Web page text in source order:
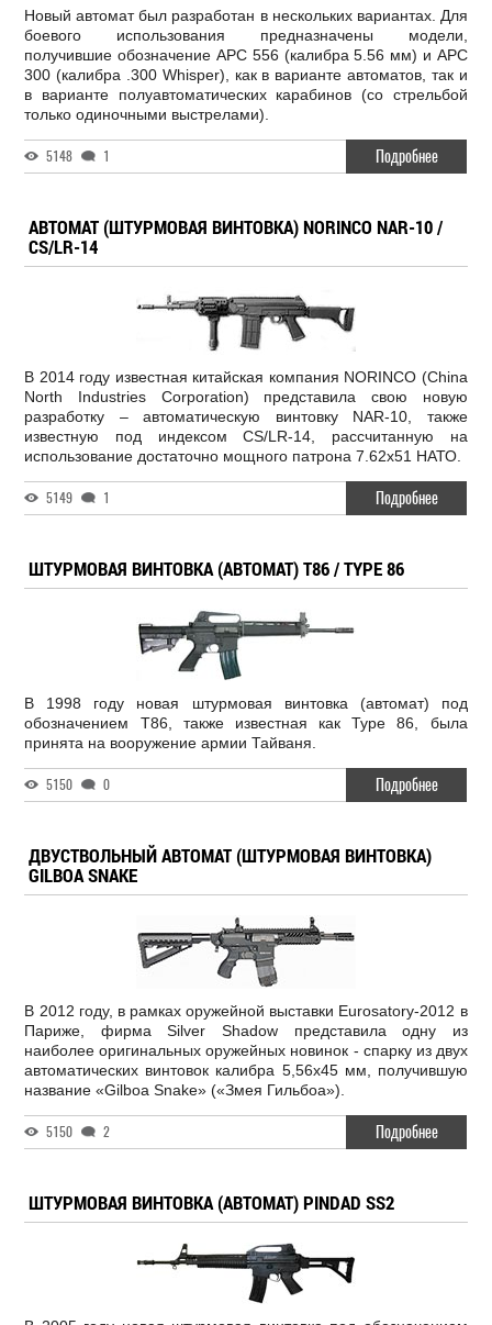
Новый автомат был разработан в нескольких вариантах. Для
боевого использования предназначены модели,
получившие обозначение APC 556 (калибра 5.56 мм) и APC
300 (калибра .300 Whisper), как в варианте автоматов, так и
в варианте полуавтоматических карабинов (со стрельбой
только одиночными выстрелами).
5148 1 Подробнее
АВТОМАТ (ШТУРМОВАЯ ВИНТОВКА) NORINCO NAR-10 /
CS/LR-14
В 2014 году известная китайская компания NORINCO (China
North Industries Corporation) представила свою новую
разработку – автоматическую винтовку NAR-10, также
известную под индексом CS/LR-14, рассчитанную на
использование достаточно мощного патрона 7.62х51 НАТО.
5149 1 Подробнее
ШТУРМОВАЯ ВИНТОВКА (АВТОМАТ) T86 / TYPE 86
В 1998 году новая штурмовая винтовка (автомат) под
обозначением T86, также известная как Type 86, была
принята на вооружение армии Тайваня.
5150 0 Подробнее
ДВУСТВОЛЬНЫЙ АВТОМАТ (ШТУРМОВАЯ ВИНТОВКА)
GILBOA SNAKE
В 2012 году, в рамках оружейной выставки Eurosatory-2012 в
Париже, фирма Silver Shadow представила одну из
наиболее оригинальных оружейных новинок - спарку из двух
автоматических винтовок калибра 5,56х45 мм, получившую
название «Gilboa Snake» («Змея Гильбоа»).
5150 2 Подробнее
ШТУРМОВАЯ ВИНТОВКА (АВТОМАТ) PINDAD SS2